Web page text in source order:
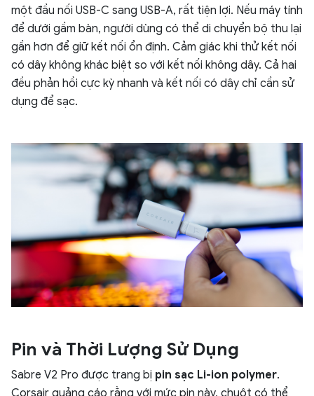
một đầu nối USB-C sang USB-A, rất tiện lợi. Nếu máy tính
để dưới gầm bàn, người dùng có thể di chuyển bộ thu lại
gần hơn để giữ kết nối ổn định. Cảm giác khi thử kết nối
có dây không khác biệt so với kết nối không dây. Cả hai
đều phản hồi cực kỳ nhanh và kết nối có dây chỉ cần sử
dụng để sạc.
Pin và Thời Lượng Sử Dụng
Sabre V2 Pro được trang bị pin sạc Li-ion polymer.